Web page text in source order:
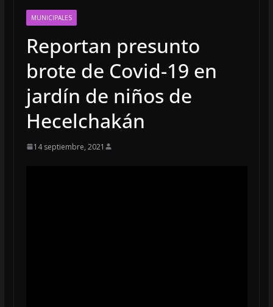
MUNICIPALES
Reportan presunto
brote de Covid-19 en
jardín de niños de
Hecelchakán
14 septiembre, 2021